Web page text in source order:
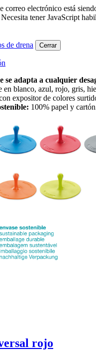
correo electrónico está
tener JavaScript
de drena
Cerrar
se adapta a cualquier
en blanco, azul, rojo, gris,
expositor de colores
100% papel y
rojo